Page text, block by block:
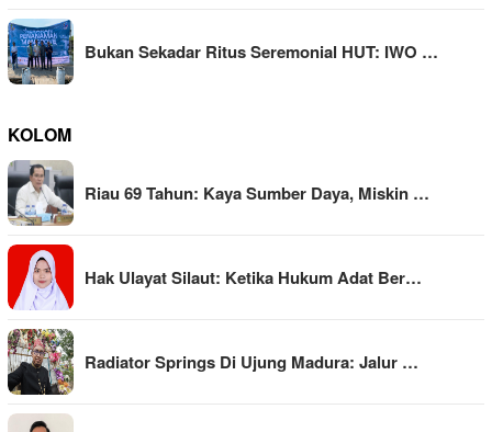
Bukan Sekadar Ritus Seremonial HUT: IWO …
KOLOM
Riau 69 Tahun: Kaya Sumber Daya, Miskin …
Hak Ulayat Silaut: Ketika Hukum Adat Ber…
Radiator Springs Di Ujung Madura: Jalur …